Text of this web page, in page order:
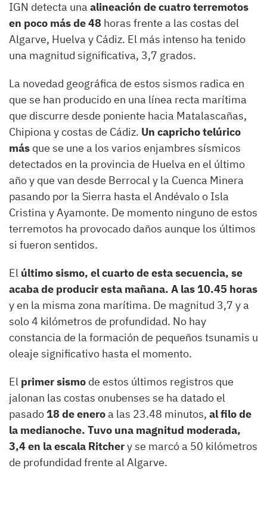
IGN detecta una alineación de cuatro terremotos
en poco más de 48 horas frente a las costas del
Algarve, Huelva y Cádiz. El más intenso ha tenido
una magnitud significativa, 3,7 grados.
La novedad geográfica de estos sismos radica en
que se han producido en una línea recta marítima
que discurre desde poniente hacia Matalascañas,
Chipiona y costas de Cádiz. Un capricho telúrico
más que se une a los varios enjambres sísmicos
detectados en la provincia de Huelva en el último
año y que van desde Berrocal y la Cuenca Minera
pasando por la Sierra hasta el Andévalo o Isla
Cristina y Ayamonte. De momento ninguno de estos
terremotos ha provocado daños aunque los últimos
si fueron sentidos.
El último sismo, el cuarto de esta secuencia, se
acaba de producir esta mañana. A las 10.45 horas
y en la misma zona marítima. De magnitud 3,7 y a
solo 4 kilómetros de profundidad. No hay
constancia de la formación de pequeños tsunamis u
oleaje significativo hasta el momento.
El primer sismo de estos últimos registros que
jalonan las costas onubenses se ha datado el
pasado 18 de eneroa las 23.48 minutos, al filo de
la medianoche. Tuvo una magnitud moderada,
3,4 en la escala Ritchery se marcó a 50 kilómetros
de profundidad frente al Algarve.